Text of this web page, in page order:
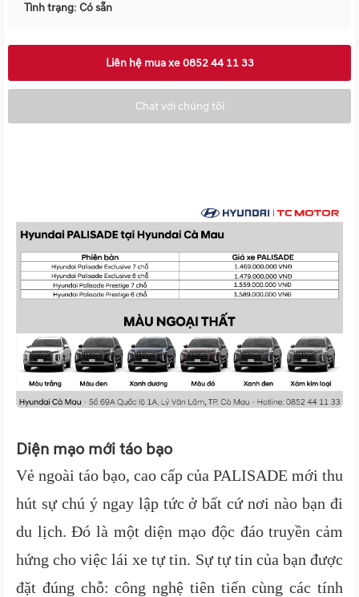
Tình trạng: Có sẵn
Liên hệ mua xe 0852 44 11 33
Chat với chúng tôi
Diện mạo mới táo bạo
Vẻ ngoài táo bạo, cao cấp của PALISADE mới thu
hút sự chú ý ngay lập tức ở bất cứ nơi nào bạn đi
du lịch. Đó là một diện mạo độc đáo truyền cảm
hứng cho việc lái xe tự tin. Sự tự tin của bạn được
đặt đúng chỗ: công nghệ tiên tiến cùng các tính